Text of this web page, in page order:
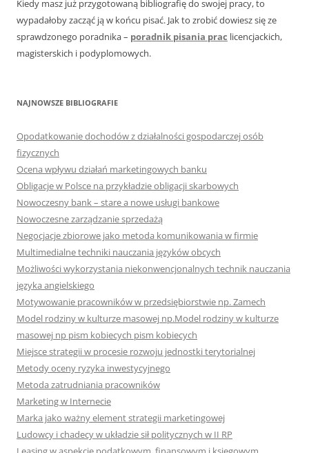
Kiedy masz już przygotowaną bibliografię do swojej pracy, to
wypadałoby zacząć ją w końcu pisać. Jak to zrobić dowiesz się ze
sprawdzonego poradnika – poradnik pisania prac licencjackich,
magisterskich i podyplomowych.
NAJNOWSZE BIBLIOGRAFIE
Opodatkowanie dochodów z działalności gospodarczej osób
fizycznych
Ocena wpływu działań marketingowych banku
Obligacje w Polsce na przykładzie obligacji skarbowych
Nowoczesny bank – stare a nowe usługi bankowe
Nowoczesne zarządzanie sprzedażą
Negocjacje zbiorowe jako metoda komunikowania w firmie
Multimedialne techniki nauczania języków obcych
Możliwości wykorzystania niekonwencjonalnych technik nauczania
języka angielskiego
Motywowanie pracowników w przedsiębiorstwie np. Zamech
Model rodziny w kulturze masowej np.Model rodziny w kulturze
masowej np pism kobiecych pism kobiecych
Miejsce strategii w procesie rozwoju jednostki terytorialnej
Metody oceny ryzyka inwestycyjnego
Metoda zatrudniania pracowników
Marketing w Internecie
Marka jako ważny element strategii marketingowej
Ludowcy i chadecy w układzie sił politycznych w II RP